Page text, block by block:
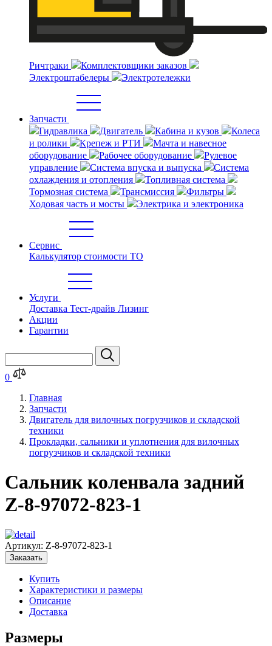
Ричтраки
Комплектовщики заказов
Электроштабелеры
Электротележки
Запчасти
Гидравлика
Двигатель Кабина и кузов
Колеса
и ролики
Крепеж и РТИ
Мачта и навесное
оборудование
Рабочее оборудование
Рулевое
управление
Система впуска и выпуска
Система
охлаждения и отопления
Топливная система
Тормозная система
Трансмиссия
Фильтры
Ходовая часть и мосты
Электрика и электроника
Сервис
Калькулятор стоимости ТО
Услуги
Доставка Тест-драйв Лизинг
Акции
Гарантии
0
Главная
Запчасти
Двигатель для вилочных погрузчиков и складской
техники
Прокладки, сальники и уплотнения для вилочных
погрузчиков и складской техники
Сальник коленвала задний
Z-8-97072-823-1
Артикул: Z-8-97072-823-1
Заказать
Купить
Характеристики и размеры
Описание
Доставка
Размеры